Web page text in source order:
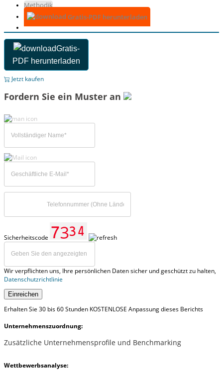
Methodik
Gratis-PDF herunterladen
Gratis-
PDF herunterladen
Jetzt kaufen
Fordern Sie ein Muster an
Sicherheitscode
Wir verpflichten uns, Ihre persönlichen Daten sicher und geschützt zu halten,
Datenschutzrichtlinie
Einreichen
Erhalten Sie 30 bis 60 Stunden KOSTENLOSE Anpassung dieses Berichts
Unternehmenszuordnung:
Zusätzliche Unternehmensprofile und Benchmarking
Wettbewerbsanalyse: